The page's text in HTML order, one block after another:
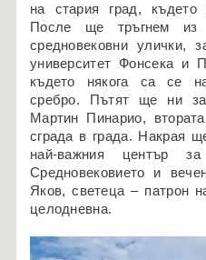
на стария град, където
После ще тръгнем из
средновековни улички,
университет Фонсека и
където някога са се
сребро. Пътят ще ни
Мартин Пинарио,
сграда в града. Накрая
най-важния център
Средновековието и
Яков, светеца – патрон
целодневна.